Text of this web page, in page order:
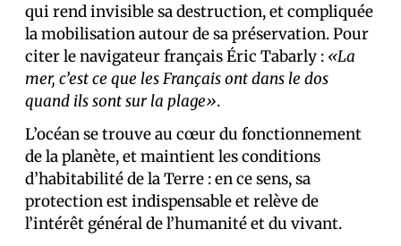
qui rend invisible sa destruction, et compliquée
la mobilisation autour de sa préservation. Pour
citer le navigateur français Éric Tabarly : «La
mer, c’est ce que les Français ont dans le dos
quand ils sont sur la plage».
L’océan se trouve au cœur du fonctionnement
de la planète, et maintient les conditions
d’habitabilité de la Terre : en ce sens, sa
protection est indispensable et relève de
l’intérêt général de l’humanité et du vivant.